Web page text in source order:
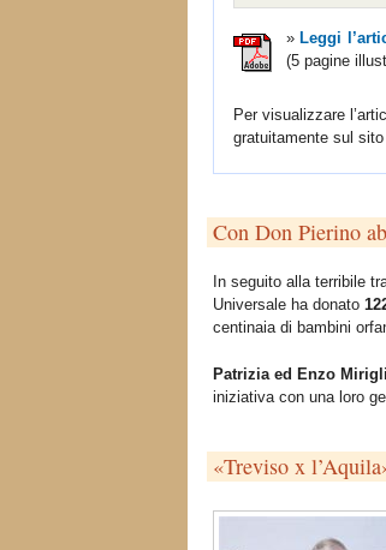
» Leggi
(5 pagine
Per visualizzare
gratuitamente sul sito
Con Don Pierino
In seguito alla terribile
Universale ha donato
centinaia di bambini
Patrizia ed Enzo
iniziativa con una loro
«Treviso x